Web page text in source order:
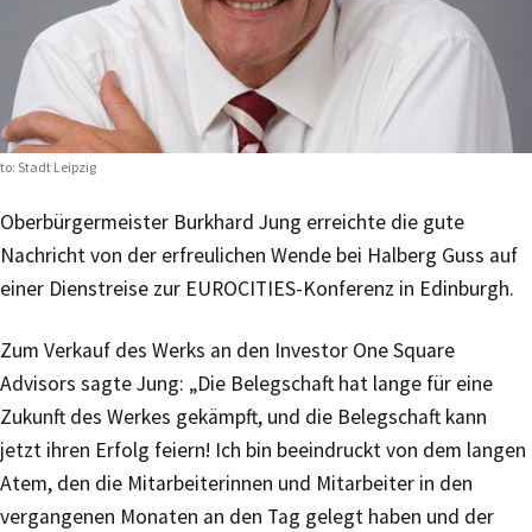
Stadt Leipzig
Oberbürgermeister Burkhard Jung erreichte die gute
Nachricht von der erfreulichen Wende bei Halberg Guss auf
einer Dienstreise zur EUROCITIES-Konferenz in Edinburgh.
Zum Verkauf des Werks an den Investor One Square
Advisors sagte Jung: „Die Belegschaft hat lange für eine
Zukunft des Werkes gekämpft, und die Belegschaft kann
jetzt ihren Erfolg feiern! Ich bin beeindruckt von dem langen
Atem, den die Mitarbeiterinnen und Mitarbeiter in den
vergangenen Monaten an den Tag gelegt haben und der